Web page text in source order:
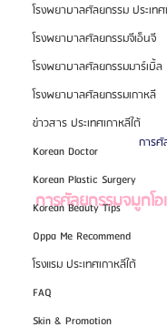
โรงพยาบาลศัลยกรรม ประเทศ
โรงพยาบาลศัลยกรรมจีเอ็นจี
โรงพยาบาลศัลยกรรมมาร์เบิ้ล
โรงพยาบาลศัลยกรรมเกาหลี
ข่าวสาร ประเทศเกาหลีใต้
Korean Doctor
Korean Plastic Surgery
Korean Beauty Tips
Oppa Me Recommend
โรงแรม ประเทศเกาหลีใต้
FAQ
Skin & Promotion
การศั
การศัลยกรรมจมูกโ